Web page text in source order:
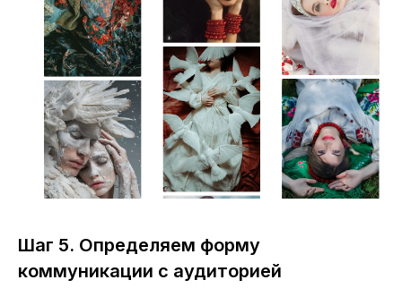
Шаг 5. Определяем форму
коммуникации с аудиторией
Быть открытым или загадочным? Какие
темы — приоритет, а какие — табу?
Общение на «вы» или «ты», использование
образ, определяет методы взаимодействия с
публикой.